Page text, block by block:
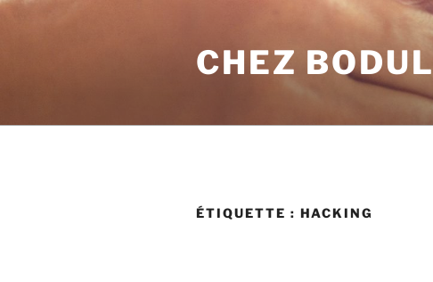
Aller
CHEZ BODUL
ÉTIQUETTE : HACKING